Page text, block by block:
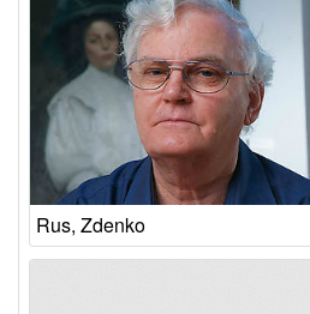
Rus, Zdenko